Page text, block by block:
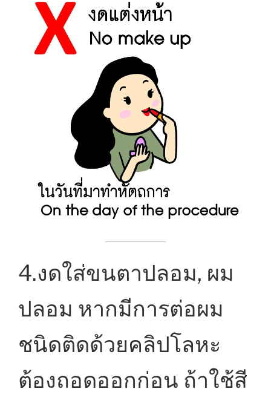
4.งดใส่ขนตาปลอม, ผม
ปลอม หากมีการต่อผม
ชนิดติดด้วยคลิปโลหะ
ต้องถอดออกก่อน ถ้าใช้สี